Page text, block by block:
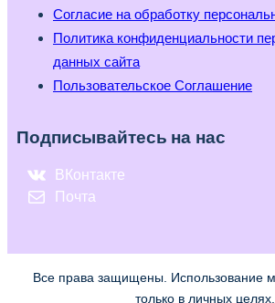
Согласие на обработку
Политика конфиденциальности
данных сайта
Пользовательское Соглашение
Подписывайтесь на нас
ВКонтакте
Почта
Все права защищены. Использование
только в личных целях.